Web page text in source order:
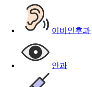
이비인후과
안과